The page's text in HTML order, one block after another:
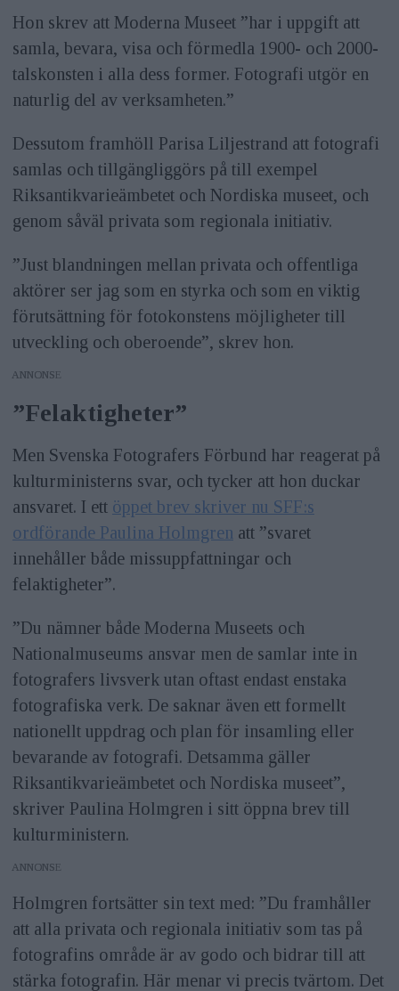
Hon skrev att Moderna Museet ”har i uppgift att
samla, bevara, visa och förmedla 1900- och 2000-
talskonsten i alla dess former. Fotografi utgör en
naturlig del av verksamheten.”
Dessutom framhöll Parisa Liljestrand att fotografi
samlas och tillgängliggörs på till exempel
Riksantikvarieämbetet och Nordiska museet, och
genom såväl privata som regionala initiativ.
”Just blandningen mellan privata och offentliga
aktörer ser jag som en styrka och som en viktig
förutsättning för fotokonstens möjligheter till
utveckling och oberoende”, skrev hon.
ANNONS
”Felaktigheter”
Men Svenska Fotografers Förbund har reagerat på
kulturministerns svar, och tycker att hon duckar
ansvaret. I ett öppet brev skriver nu SFF:s
ordförande Paulina Holmgren att ”svaret
innehåller både missuppfattningar och
felaktigheter”.
”Du nämner både Moderna Museets och
Nationalmuseums ansvar men de samlar inte in
fotografers livsverk utan oftast endast enstaka
fotografiska verk. De saknar även ett formellt
nationellt uppdrag och plan för insamling eller
bevarande av fotografi. Detsamma gäller
Riksantikvarieämbetet och Nordiska museet”,
skriver Paulina Holmgren i sitt öppna brev till
kulturministern.
ANNONS
Holmgren fortsätter sin text med: ”Du framhåller
att alla privata och regionala initiativ som tas på
fotografins område är av godo och bidrar till att
stärka fotografin. Här menar vi precis tvärtom. Det